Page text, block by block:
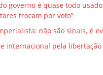
governo é quase todo
trocam por voto”
não são sinais, é
internacional pela libertação